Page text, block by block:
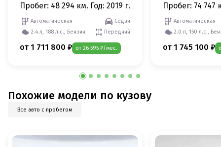
Пробег: 48 294 км. Год: 2019 г.
Автоматическая
Седан
2.4 л, 188 л.с., Бензин
Передний
от 1 711 800 ₽ от 26 595 ₽/мес.
Пробег: 74 747
Автоматическая
2.0 л, 150 л.с.,
от 1 745 100 ₽
Похожие модели по кузову
Все авто с пробегом